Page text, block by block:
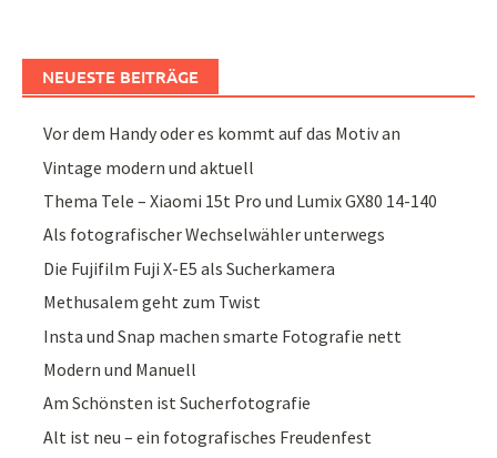
NEUESTE BEITRÄGE
Vor dem Handy oder es kommt auf das Motiv an
Vintage modern und aktuell
Thema Tele – Xiaomi 15t Pro und Lumix GX80 14-140
Als fotografischer Wechselwähler unterwegs
Die Fujifilm Fuji X-E5 als Sucherkamera
Methusalem geht zum Twist
Insta und Snap machen smarte Fotografie nett
Modern und Manuell
Am Schönsten ist Sucherfotografie
Alt ist neu – ein fotografisches Freudenfest